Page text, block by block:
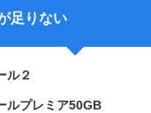
足りない
ル２
ルプレミア50GB